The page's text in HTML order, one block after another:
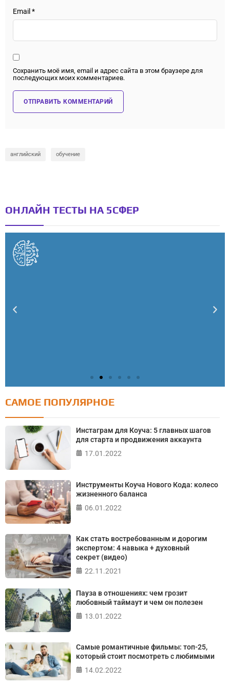
Email *
Сохранить моё имя, email и адрес сайта в этом браузере для
последующих моих комментариев.
английский обучение
ОНЛАЙН ТЕСТЫ НА 5СФЕР
Тест: Как я контролирую свою жизнь?
Онлайн тест на основе шкалы локуса контроля
Джулиана Роттера
САМОЕ ПОПУЛЯРНОЕ
Инстаграм для Коуча: 5 главных шагов
для старта и продвижения аккаунта
17.01.2022
Инструменты Коуча Нового Кода: колесо
жизненного баланса
06.01.2022
Как стать востребованным и дорогим
экспертом: 4 навыка + духовный
секрет (видео)
22.11.2021
Пауза в отношениях: чем грозит
любовный таймаут и чем он полезен
13.01.2022
Самые романтичные фильмы: топ-25,
который стоит посмотреть с любимыми
14.02.2022